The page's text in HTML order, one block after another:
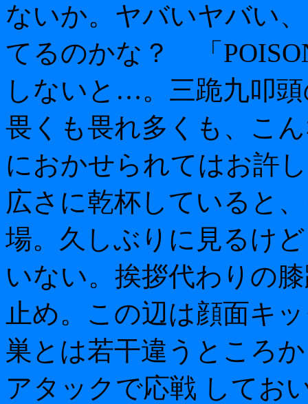
ないか。ヤバいヤバい
てるのかな？ 「
しないと…。三跪九叩
畏くも畏れ多くも、こ
におかせられてはお許
広さに乾杯していると
場。久しぶりに見るけ
いない。挨拶代わりの
止め。この辺は顔面キ
巣とは若干違うところ
アタックで応戦 してお